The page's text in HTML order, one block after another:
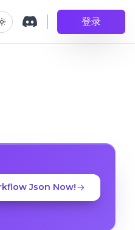
登录
Json Now!